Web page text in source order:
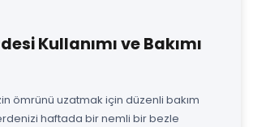
Kullanımı ve Bakımı
ömrünü uzatmak için düzenli bakım
haftada bir nemli bir bezle